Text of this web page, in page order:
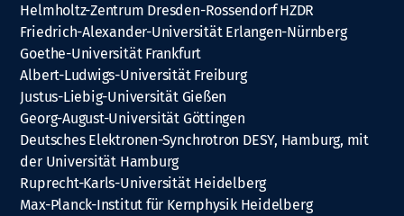
Helmholtz-Zentrum Dresden-Rossendorf HZDR
Friedrich-Alexander-Universität Erlangen-Nürnberg
Goethe-Universität Frankfurt
Albert-Ludwigs-Universität Freiburg
Justus-Liebig-Universität Gießen
Georg-August-Universität Göttingen
Deutsches Elektronen-Synchrotron DESY, Hamburg, mit
der Universität Hamburg
Ruprecht-Karls-Universität Heidelberg
Max-Planck-Institut für Kernphysik Heidelberg